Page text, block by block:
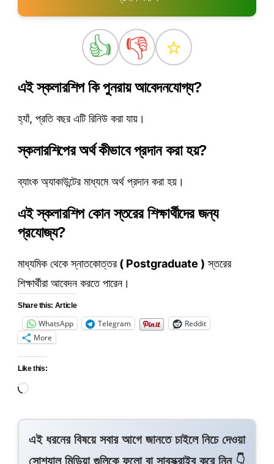
👍 👎 ⭐
এই স্কলারশিপ কি পুনরায় আবেদনযোগ্য?
হ্যাঁ, প্রতি বছর এটি রিনিউ করা যায়।
স্কলারশিপের অর্থ কীভাবে প্রদান করা হয়?
ব্যাংক অ্যাকাউন্টের মাধ্যমে অর্থ প্রদান করা হয়।
এই স্কলারশিপ কোন স্তরের শিক্ষার্থীদের জন্য
প্রযোজ্য?
মাধ্যমিক থেকে স্নাতকোত্তর( Postgraduate ) স্তরের
শিক্ষার্থীরা আবেদন করতে পারেন।
Share this: Article
WhatsApp Telegram
Reddit
More
Like this:
এই ধরনের বিষয়ে সবার আগে জানতে চাইলে নিচে দেওয়া
সোশ্যাল মিডিয়া গুলিকে ফলো বা সাবস্ক্রাইব করে নিন 👇